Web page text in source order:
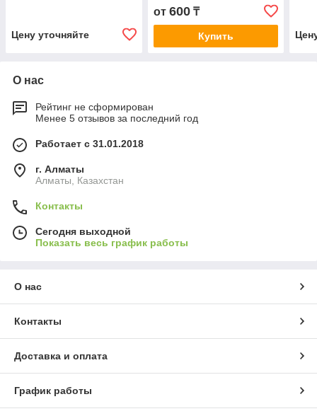
Цену уточняйте
от 600₸
Купить
О нас
Рейтинг не сформирован
Менее 5 отзывов за последний год
Работает с 31.01.2018
г. Алматы
Алматы, Казахстан
Контакты
Сегодня выходной
Показать весь график работы
О нас
Контакты
Доставка и оплата
График работы